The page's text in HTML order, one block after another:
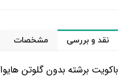
نقد و بررسی مشخصات
باکویت برشته بدون گلوتن هایوا